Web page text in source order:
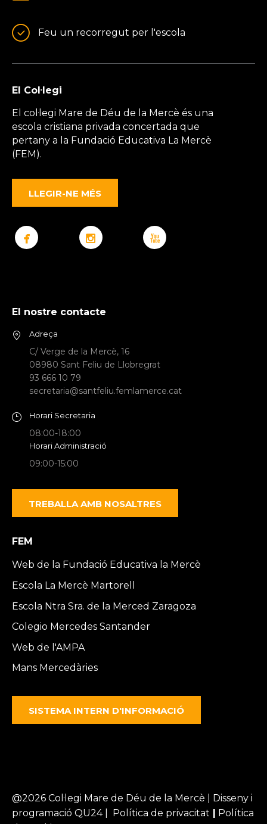
Feu un recorregut per l'escola
El Col·legi
El col·legi Mare de Déu de la Mercè és una
escola cristiana privada concertada que
pertany a la Fundació Educativa La Mercè
(FEM).
LLEGIR-NE MÉS
El nostre contacte
Adreça
C/ Verge de la Mercè, 16
08980 Sant Feliu de Llobregrat
93 666 10 79
secretaria@santfeliu.femlamerce.cat
Horari Secretaria
08:00-18:00
Horari Administració
09:00-15:00
TREBALLA AMB NOSALTRES
FEM
Web de la Fundació Educativa la Mercè
Escola La Mercè Martorell
Escola Ntra Sra. de la Merced Zaragoza
Colegio Mercedes Santander
Web de l'AMPA
Mans Mercedàries
SISTEMA INTERN D'INFORMACIÓ
@2026 Col·legi Mare de Déu de la Mercè | Disseny i
programació QU24 | Política de privacitat | Política